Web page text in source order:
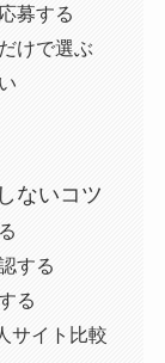
募する
けで選ぶ
ないコツ
する
る
サイト比較